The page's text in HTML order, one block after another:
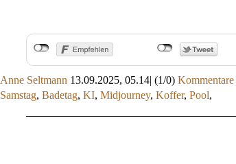
Anne Seltmann 13.09.2025, 05.14| (1/0) Kommentare
Samstag, Badetag, KI, Midjourney, Koffer, Pool,